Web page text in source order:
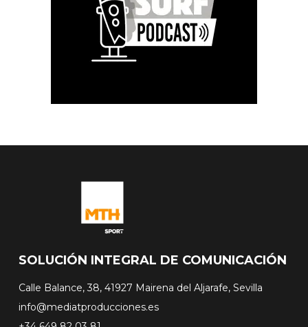
SOLUCIÓN INTEGRAL DE COMUNICACIÓN
Calle Balance, 38, 41927 Mairena del Aljarafe, Sevilla
info@mediatproducciones.es